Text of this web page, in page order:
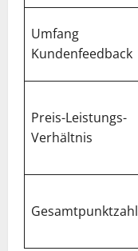
Umfang
Kundenfeedback
Preis-Leistungs-
Verhältnis
Gesamtpunktzahl